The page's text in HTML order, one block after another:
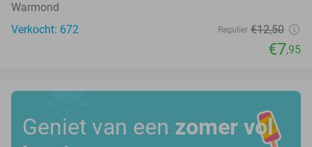
Warmond
Verkocht: 672
Regulier €12,50
€7,95
Geniet van een zomer vol